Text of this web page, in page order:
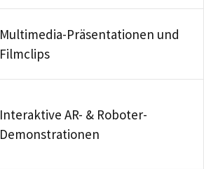
Multimedia-Präsentationen und
Filmclips
Interaktive AR- & Roboter-
Demonstrationen